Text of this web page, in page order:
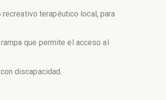
terapéutico local, para
que permite el acceso al
discapacidad.